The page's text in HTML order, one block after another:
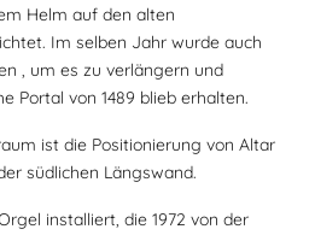
Helm auf den alten
Im selben Jahr wurde auch
, um es zu verlängern und
Portal von 1489 blieb erhalten.
ist die Positionierung von Altar
südlichen Längswand.
installiert, die 1972 von der